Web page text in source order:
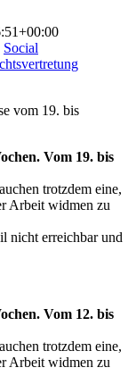
Social
Vom 19. bis
trotzdem eine,
Arbeit widmen zu
nicht erreichbar und
Vom 12. bis
trotzdem eine,
Arbeit widmen zu